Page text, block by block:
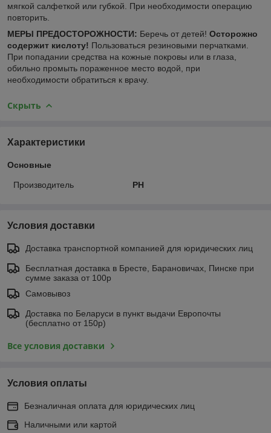
мягкой салфеткой или губкой. При необходимости операцию
повторить.
МЕРЫ ПРЕДОСТОРОЖНОСТИ: Беречь от детей! Осторожно
содержит кислоту! Пользоваться резиновыми перчатками.
При попадании средства на кожные покровы или в глаза,
обильно промыть пораженное место водой, при
необходимости обратиться к врачу.
Скрыть
Характеристики
Основные
Производитель PH
Условия доставки
Доставка транспортной компанией для юридических лиц
Бесплатная доставка в Бресте, Барановичах, Пинске при
сумме заказа от 100р
Самовывоз
Доставка по Беларуси в пункт выдачи Европочты
(бесплатно от 150р)
Все условия доставки
Условия оплаты
Безналичная оплата для юридических лиц
Наличными или картой